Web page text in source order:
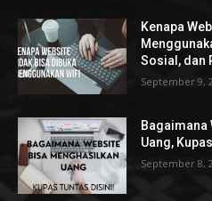
Kenapa
Sosial, dan
September 9,
Bagaimana
Uang,
September 8,